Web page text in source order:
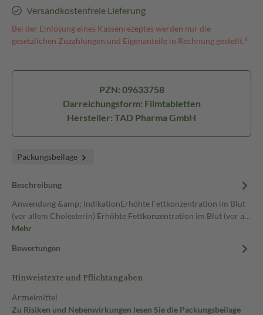
Versandkostenfreie Lieferung
Bei der Einlösung eines Kassenrezeptes werden nur die
gesetzlichen Zuzahlungen und Eigenanteile in Rechnung gestellt.⁴
PZN: 09633758
Darreichungsform: Filmtabletten
Hersteller: TAD Pharma GmbH
Packungsbeilage
Beschreibung
Anwendung &amp; IndikationErhöhte Fettkonzentration im Blut
(vor allem Cholesterin) Erhöhte Fettkonzentration im Blut (vor a…
Mehr
Bewertungen
Hinweistexte und Pflichtangaben
Arzneimittel
Zu Risiken und Nebenwirkungen lesen Sie die Packungsbeilage